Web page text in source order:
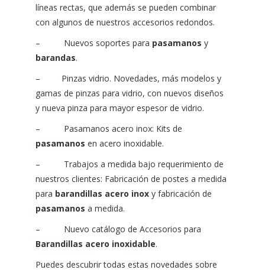
líneas rectas, que además se pueden combinar
con algunos de nuestros accesorios redondos.
– Nuevos soportes para pasamanos y
barandas.
– Pinzas vidrio. Novedades, más modelos y
gamas de pinzas para vidrio, con nuevos diseños
y nueva pinza para mayor espesor de vidrio.
– Pasamanos acero inox: Kits de
pasamanos en acero inoxidable.
– Trabajos a medida bajo requerimiento de
nuestros clientes: Fabricación de postes a medida
para barandillas acero inox y fabricación de
pasamanos a medida.
– Nuevo catálogo de Accesorios para
Barandillas acero inoxidable.
Puedes descubrir todas estas novedades sobre